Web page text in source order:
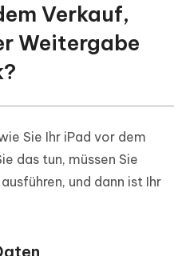
Verkauf,
Weitergabe
Sie Ihr iPad vor dem
das tun, müssen Sie
und dann ist Ihr